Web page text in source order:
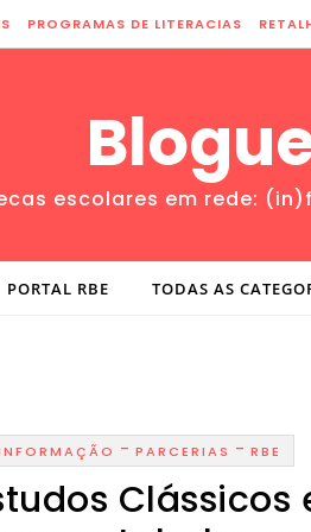
PROGRAMAS DE LITERACIAS
escolares em rede:
PORTAL RBE TODAS AS
- PARCERIAS - RBE
Clássicos